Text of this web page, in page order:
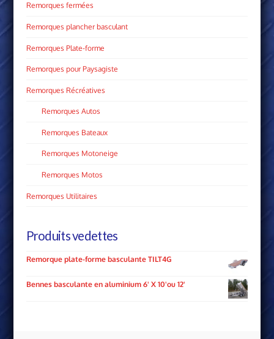
Remorques fermées
Remorques plancher basculant
Remorques Plate­-forme
Remorques pour Paysagiste
Remorques Récréatives
Remorques Autos
Remorques Bateaux
Remorques Motoneige
Remorques Motos
Remorques Utilitaires
Produits vedettes
Remorque plate-forme basculante TILT4G
Bennes basculante en aluminium 6' X 10'ou 12'